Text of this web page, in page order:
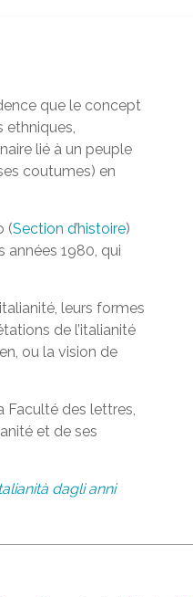
que le concept
ethniques,
lié à un peuple
coutumes) en
(Section d’histoire)
années 1980, qui
leurs formes
de l’italianité
ou la vision de
Faculté des lettres,
et de ses
dagli anni